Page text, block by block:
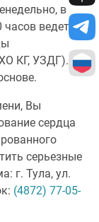
в
часов ведет
КГ, УЗДГ).
Вы
сердца
серьезные
г. Тула, ул.
(4872) 77-05-